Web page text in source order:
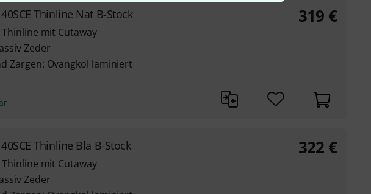
Thinline Nat B-Stock
mit Cutaway
Zeder
Zargen: Ovangkol laminiert
319 €
Thinline Bla B-Stock
mit Cutaway
Zeder
322 €